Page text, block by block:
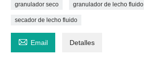
granulador seco granulador de lecho fluido
secador de lecho fluido
 Email Detalles